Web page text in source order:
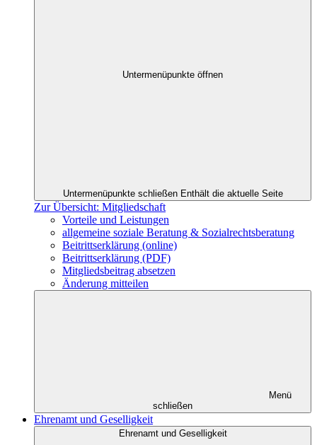
Untermenüpunkte öffnen
Untermenüpunkte schließen Enthält die aktuelle Seite
Zur Übersicht: Mitgliedschaft
Vorteile und Leistungen
allgemeine soziale Beratung & Sozialrechtsberatung
Beitrittserklärung (online)
Beitrittserklärung (PDF)
Mitgliedsbeitrag absetzen
Änderung mitteilen
Menü
schließen
Ehrenamt und Geselligkeit
Ehrenamt und Geselligkeit